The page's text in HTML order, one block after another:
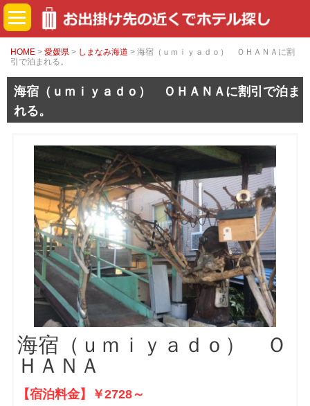
HOME > 愛媛県 > しまなみ海道 > 海宿（ｕｍｉｙａｄｏ） ＯＨＡＮＡに割
引で泊まれる。
海宿（ｕｍｉｙａｄｏ） ＯＨＡＮＡに割引で泊ま
れる。
海宿（ｕｍｉｙａｄｏ） Ｏ
ＨＡＮＡ
【宿泊料金】￥2728～